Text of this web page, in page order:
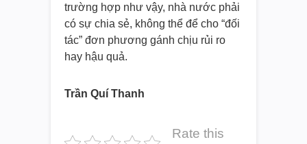
trường hợp như vậy, nhà nước phải
có sự chia sẻ, không thể để cho “đối
tác” đơn phương gánh chịu rủi ro
hay hậu quả.
Trần Quí Thanh
Rate this